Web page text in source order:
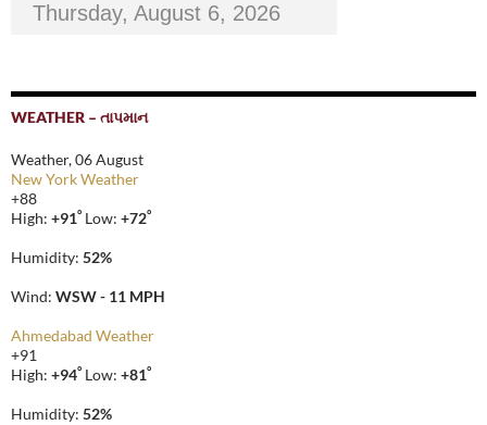
Thursday, August 6, 2026
WEATHER – તાપમાન
Weather, 06 August
New York Weather
+88
High: +91° Low: +72°
Humidity: 52%
Wind: WSW - 11 MPH
Ahmedabad Weather
+91
High: +94° Low: +81°
Humidity: 52%